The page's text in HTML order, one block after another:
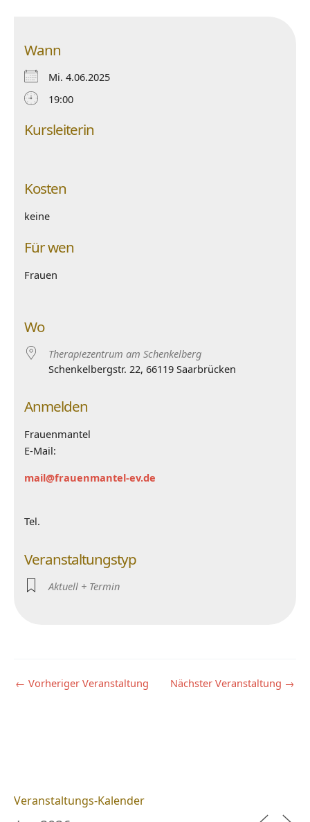
Wann
Mi. 4.06.2025
19:00
Kursleiterin
Kosten
keine
Für wen
Frauen
Wo
Therapiezentrum am Schenkelberg
Schenkelbergstr. 22, 66119 Saarbrücken
Anmelden
Frauenmantel
E-Mail:
mail@frauenmantel-ev.de
Tel.
Veranstaltungstyp
Aktuell + Termin
← Vorheriger Veranstaltung Nächster Veranstaltung →
Veranstaltungs-Kalender